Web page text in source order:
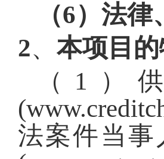
（6）法律
2、本项目
（ 1）
法案件当